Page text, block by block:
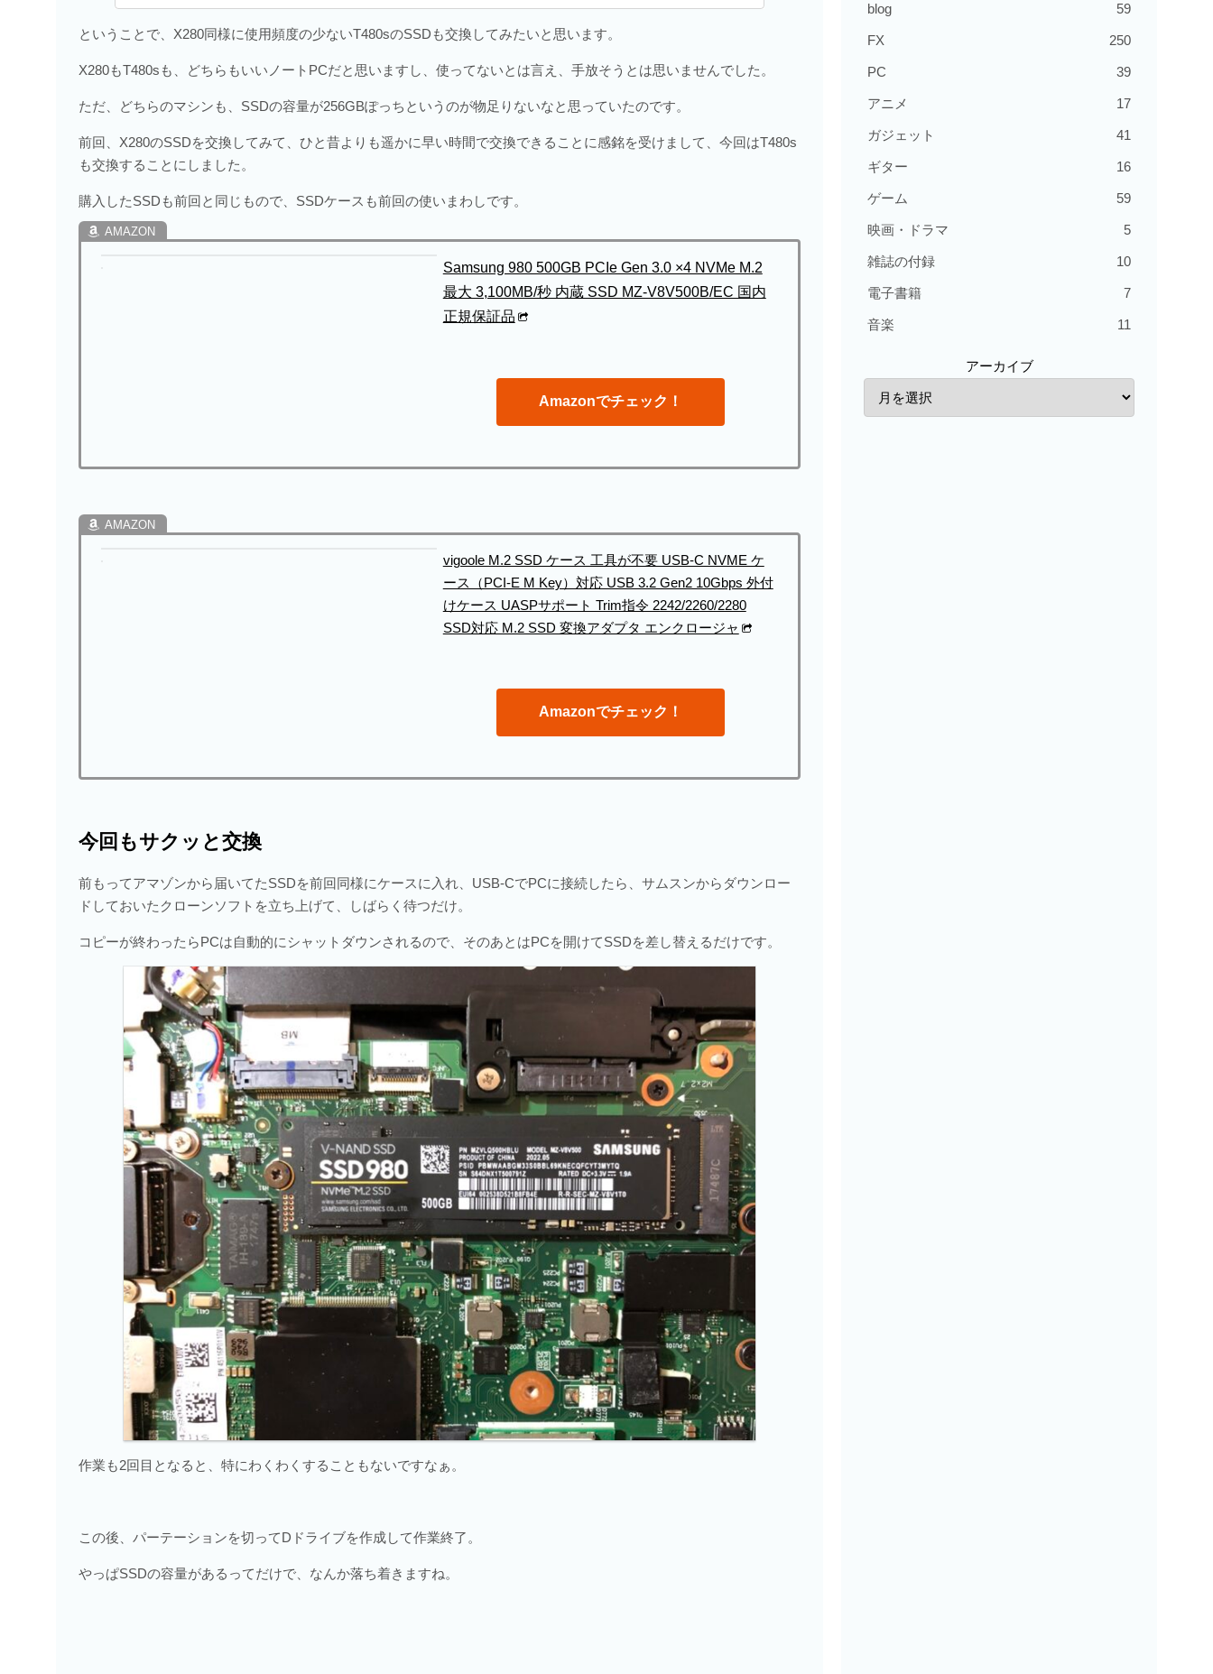
ということで、X280同様に使用頻度の少ないT480sのSSDも交換してみたいと思います。
X280もT480sも、どちらもいいノートPCだと思いますし、使ってないとは言え、手放そうとは思いませんでした。
ただ、どちらのマシンも、SSDの容量が256GBぽっちというのが物足りないなと思っていたのです。
前回、X280のSSDを交換してみて、ひと昔よりも遥かに早い時間で交換できることに感銘を受けまして、今回はT480s
も交換することにしました。
購入したSSDも前回と同じもので、SSDケースも前回の使いまわしです。
Samsung 980 500GB PCIe Gen 3.0 ×4 NVMe M.2
最大 3,100MB/秒 内蔵 SSD MZ-V8V500B/EC 国内
正規保証品
Amazonでチェック！
vigoole M.2 SSD ケース 工具が不要 USB-C NVME ケ
ース（PCI-E M Key）対応 USB 3.2 Gen2 10Gbps 外付
けケース UASPサポート Trim指令 2242/2260/2280
SSD対応 M.2 SSD 変換アダプタ エンクロージャ
Amazonでチェック！
今回もサクッと交換
前もってアマゾンから届いてたSSDを前回同様にケースに入れ、USB-CでPCに接続したら、サムスンからダウンロー
ドしておいたクローンソフトを立ち上げて、しばらく待つだけ。
コピーが終わったらPCは自動的にシャットダウンされるので、そのあとはPCを開けてSSDを差し替えるだけです。
作業も2回目となると、特にわくわくすることもないですなぁ。
この後、パーテーションを切ってDドライブを作成して作業終了。
やっぱSSDの容量があるってだけで、なんか落ち着きますね。
blog
59
FX 250
PC 39
アニメ 17
ガジェット 41
ギター 16
ゲーム 59
映画・ドラマ 5
雑誌の付録 10
電子書籍 7
音楽 11
アーカイブ